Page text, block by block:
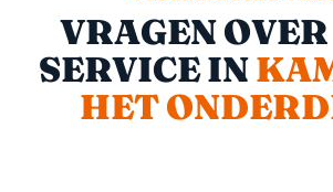
VRAGEN
SERVICE IN
HET